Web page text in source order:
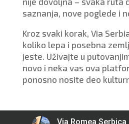
saznanja, nove poglede i
Kroz svaki korak, Via
koliko lepa i posebna
jeste. Uživajte u
novo i neka vas ova
ponosno nosite deo